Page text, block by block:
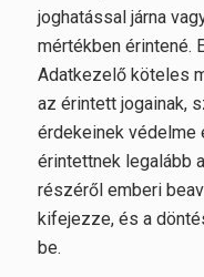
joghatással járna
mértékben érintené.
Adatkezelő köteles
az érintett jogainak,
érdekeinek védelme
érintettnek legalább
részéről emberi
kifejezze, és a
be.